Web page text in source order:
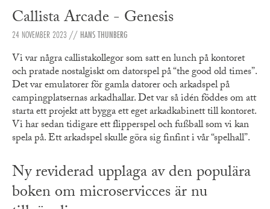
Callista Arcade - Genesis
24 NOVEMBER 2023 // HANS THUNBERG
Vi var några callistakollegor som satt en lunch på kontoret
och pratade nostalgiskt om datorspel på “the good old times”.
Det var emulatorer för gamla datorer och arkadspel på
campingplatsernas arkadhallar. Det var så idén föddes om att
starta ett projekt att bygga ett eget arkadkabinett till kontoret.
Vi har sedan tidigare ett flipperspel och fußball som vi kan
spela på. Ett arkadspel skulle göra sig finfint i vår “spelhall”.
Ny reviderad upplaga av den populära
boken om microservicces är nu